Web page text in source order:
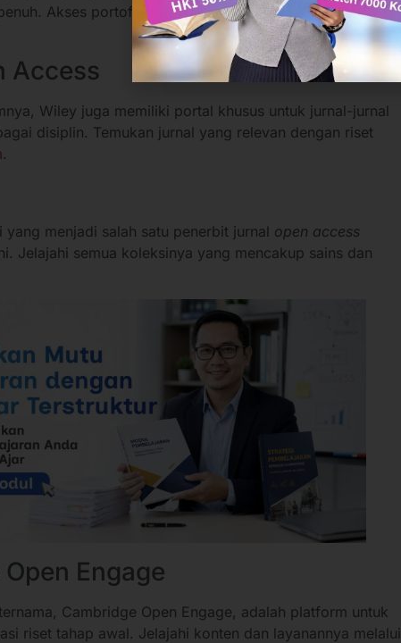
Akses portofolio mereka tersedia langsung di situs
Access
Wiley juga memiliki portal khusus untuk jurnal-jurnal
disiplin. Temukan jurnal yang relevan dengan riset
.
yang menjadi salah satu penerbit jurnal open access
Jelajahi semua koleksinya yang mencakup sains dan
Engage
Cambridge Open Engage, adalah platform untuk
riset tahap awal. Jelajahi konten dan layanannya melalui